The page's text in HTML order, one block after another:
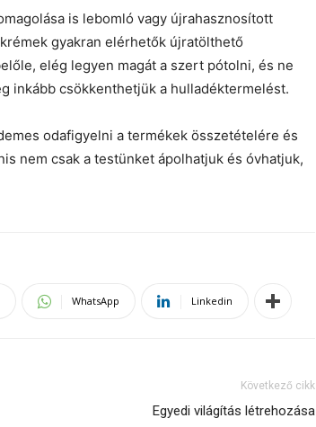
is lebomló vagy újrahasznosított
gyakran elérhetők újratölthető
elég legyen magát a szert pótolni, és ne
inkább csökkenthetjük a hulladéktermelést.
odafigyelni a termékek összetételére és
nem csak a testünket ápolhatjuk és óvhatjuk,
WhatsApp Linkedin
Következő cikk
Egyedi világítás létrehozása